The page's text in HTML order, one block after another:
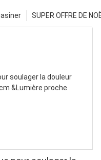
SUPER OFFRE DE